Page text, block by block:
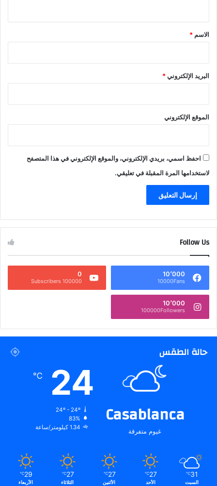
*
الاسم *
البريد الإلكتروني*
الموقع الإلكتروني
احفظ اسمي، بريدي الإلكتروني، والموقع الإلكتروني في هذا المتصفح
لاستخدامها المرة المقبلة في تعليقي.
Follow Us
10٬000
10000Fans
0
100000 Subscribers
10٬000
100000Followers
حالة الطقس
Casablanca
غيوم متفرقة
24
℃
24º - 24º
83%
1.34 كيلومتر/ساعة
31
℃
السبت
27
℃
الأحد
27
℃
الأثنين
27
℃
الثلاثاء
29
℃
الأربعاء